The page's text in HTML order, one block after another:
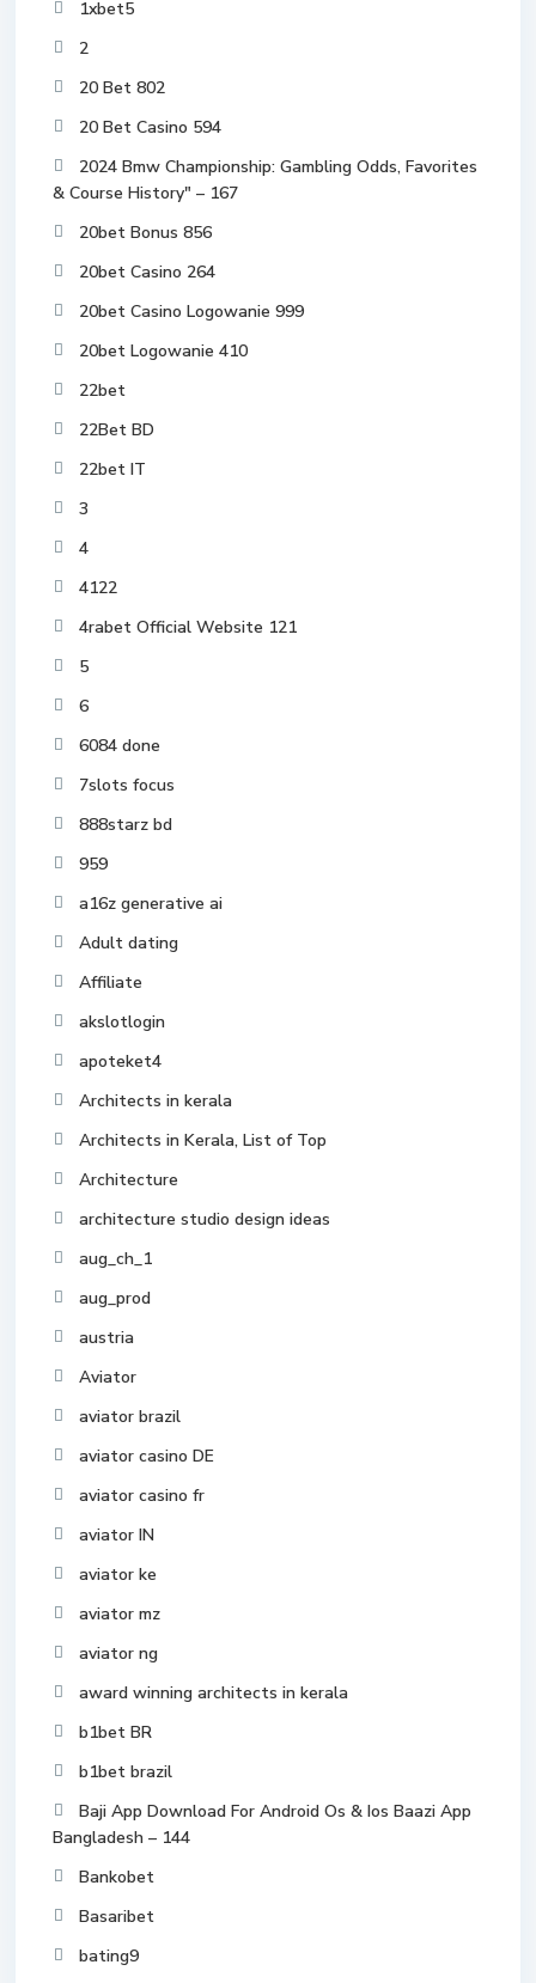
1xbet5
2
20 Bet 802
20 Bet Casino 594
2024 Bmw Championship: Gambling Odds, Favorites
& Course History" – 167
20bet Bonus 856
20bet Casino 264
20bet Casino Logowanie 999
20bet Logowanie 410
22bet
22Bet BD
22bet IT
3
4
4122
4rabet Official Website 121
5
6
6084 done
7slots focus
888starz bd
959
a16z generative ai
Adult dating
Affiliate
akslotlogin
apoteket4
Architects in kerala
Architects in Kerala, List of Top
Architecture
architecture studio design ideas
aug_ch_1
aug_prod
austria
Aviator
aviator brazil
aviator casino DE
aviator casino fr
aviator IN
aviator ke
aviator mz
aviator ng
award winning architects in kerala
b1bet BR
b1bet brazil
Baji App Download For Android Os & Ios Baazi App
Bangladesh – 144
Bankobet
Basaribet
bating9